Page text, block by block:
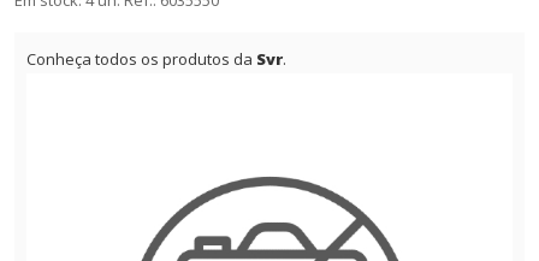
Conheça todos os produtos da Svr.